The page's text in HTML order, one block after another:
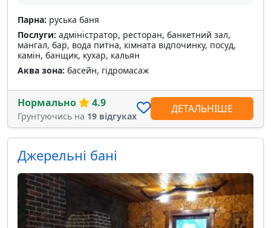
Парна: руська баня
Послуги: адміністратор, ресторан, банкетний зал,
мангал, бар, вода питна, кімната відпочинку, посуд,
камін, банщик, кухар, кальян
Аква зона: басейн, гідромасаж
Нормально 4.9
Грунтуючись на 19 відгуках
ДЕТАЛЬНІШЕ
Джерельні бані